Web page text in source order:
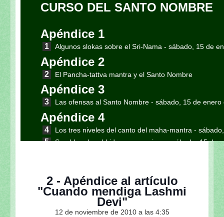
CURSO DEL SANTO NOMBRE
Apéndice 1
Algunos slokas sobre el Sri-Nama - sábado, 15 de
Apéndice 2
El Pancha-tattva mantra y el Santo Nombre
Apéndice 3
Las ofensas al Santo Nombre - sábado, 15 de enero
Apéndice 4
Los tres niveles del canto del maha-mantra -
Sambhanda, abhideya y prayojana- sábado, 15 de
Sri Siksastakam: Las 8 instrucciones
La síntesis del Sri Siksastakam- sábado, 15 de
El primer verso del Sri Siksastakam y las siete
Resumen del proceso del bhakti y el Madhurya-
2 - Apéndice al artículo
"Cuando mendiga Lashmi
Devi"
12 de noviembre de 2010 a las 4:35